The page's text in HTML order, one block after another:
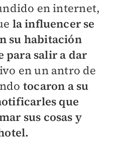
en internet,
la influencer se
su habitación
para salir a dar
en un antro de
tocaron a su
que
sus cosas y